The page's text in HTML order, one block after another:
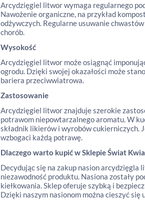
Arcydzięgiel litwor wymaga regularnego
Nawożenie organiczne, na przykład
odżywczych. Regularne usuwanie
chorób.
Wysokość
Arcydzięgiel litwor może osiągnąć
ogrodu. Dzięki swojej okazałości może
bariera przeciwwiatrowa.
Zastosowanie
Arcydzięgiel litwor znajduje szerokie
potrawom niepowtarzalnego aromatu. W
składnik likierów i wyrobów cukierniczych.
wzbogaci każdą potrawę.
Dlaczego warto kupić w Sklepie Świat
Decydując się na zakup nasion arcydzięgla
niezawodność produktu. Nasiona zostały
kiełkowania. Sklep oferuje szybką i
Dzięki naszym nasionom można cieszyć